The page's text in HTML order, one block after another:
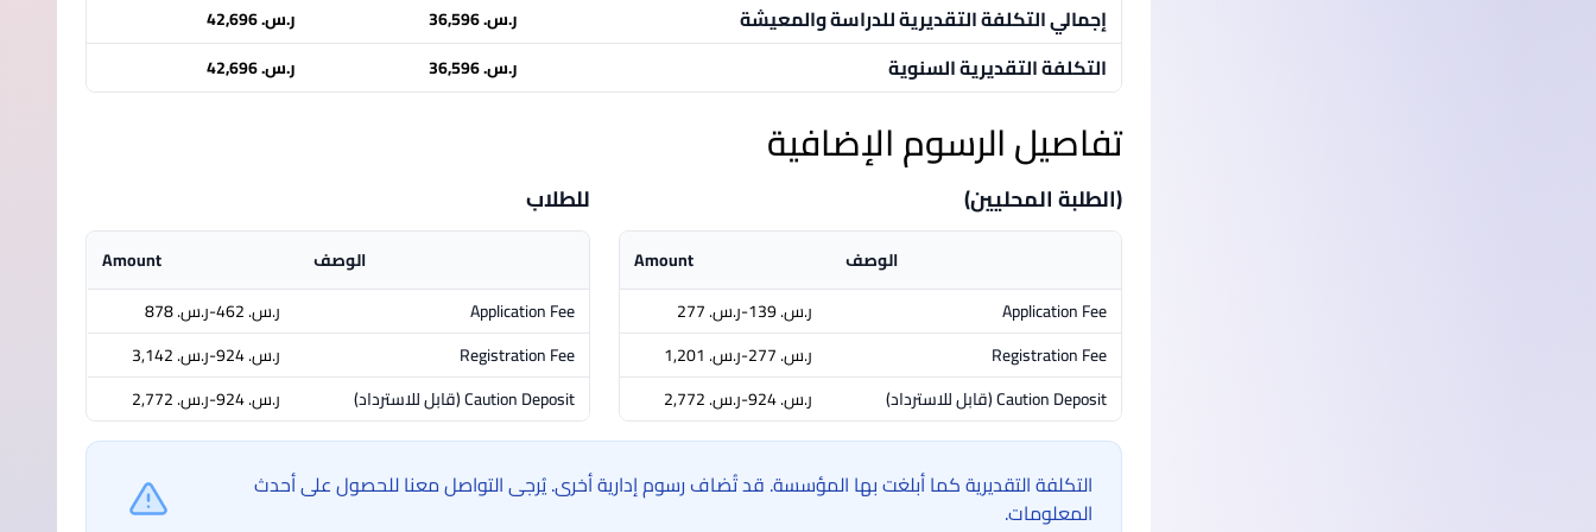
إجمالي التكلفة التقديرية للدراسة والمعيشة ر.س.‏ 36,596 ر.س.‏ 42,696
التكلفة التقديرية السنوية ر.س.‏ 36,596 ر.س.‏ 42,696
تفاصيل الرسوم الإضافية
(الطلبة المحليين)
الوصف
Amount
Application Fee
ر.س.‏ 139-ر.س.‏ 277
Registration Fee
ر.س.‏ 277-ر.س.‏ 1,201
Caution Deposit(قابل للاسترداد) ر.س.‏ 924-ر.س.‏ 2,772
للطلاب
الوصف
Amount
Application Fee
ر.س.‏ 462-ر.س.‏ 878
Registration Fee
ر.س.‏ 924-ر.س.‏ 3,142
Caution Deposit(قابل للاسترداد) ر.س.‏ 924-ر.س.‏ 2,772
التكلفة التقديرية كما أبلغت بها المؤسسة. قد تُضاف رسوم إدارية أخرى. يُرجى التواصل معنا للحصول على أحدث
المعلومات.